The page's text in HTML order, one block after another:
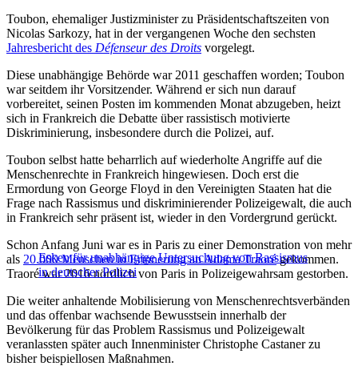
Toubon, ehemaliger Justizminister zu Präsidentschaftszeiten von
Nicolas Sarkozy, hat in der vergangenen Woche den sechsten
Jahresbericht des Défenseur des Droits vorgelegt.
Diese unabhängige Behörde war 2011 geschaffen worden; Toubon
war seitdem ihr Vorsitzender. Während er sich nun darauf
vorbereitet, seinen Posten im kommenden Monat abzugeben, heizt
sich in Frankreich die Debatte über rassistisch motivierte
Diskriminierung, insbesondere durch die Polizei, auf.
Toubon selbst hatte beharrlich auf wiederholte Angriffe auf die
Menschenrechte in Frankreich hingewiesen. Doch erst die
Ermordung von George Floyd in den Vereinigten Staaten hat die
Frage nach Rassismus und diskriminierender Polizeigewalt, die auch
in Frankreich sehr präsent ist, wieder in den Vordergrund gerückt.
Esken für unabhängige Untersuchung von Rassismus
in deutscher Polizei
Schon Anfang Juni war es in Paris zu einer Demonstration von mehr
als 20.000 Menschen in Erinnerung an Adama Traorégekommen.
Traoré war 2016 nördlich von Paris in Polizeigewahrsam gestorben.
Die weiter anhaltende Mobilisierung von Menschenrechtsverbänden
und das offenbar wachsende Bewusstsein innerhalb der
Bevölkerung für das Problem Rassismus und Polizeigewalt
veranlassten später auch Innenminister Christophe Castaner zu
bisher beispiellosen Maßnahmen.